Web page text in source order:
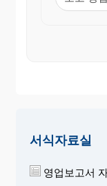
서식자료실
영업보고서